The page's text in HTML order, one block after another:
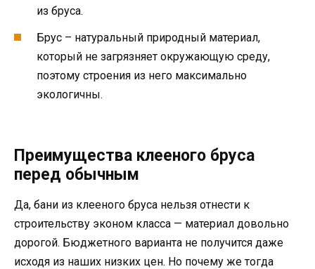
из бруса.
Брус – натуральный природный материал,
который не загрязняет окружающую среду,
поэтому строения из него максимально
экологичны.
Преимущества клееного бруса
перед обычным
Да, бани из клееного бруса нельзя отнести к
строительству эконом класса — материал довольно
дорогой. Бюджетного варианта не получится даже
исходя из наших низких цен. Но почему же тогда